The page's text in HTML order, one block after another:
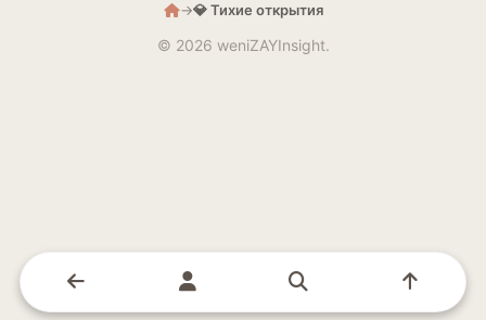
→💎 Тихие открытия
© 2026 weniZAYInsight.